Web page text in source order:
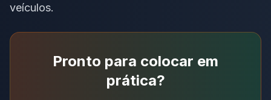
veículos.
Pronto para colocar em
prática?